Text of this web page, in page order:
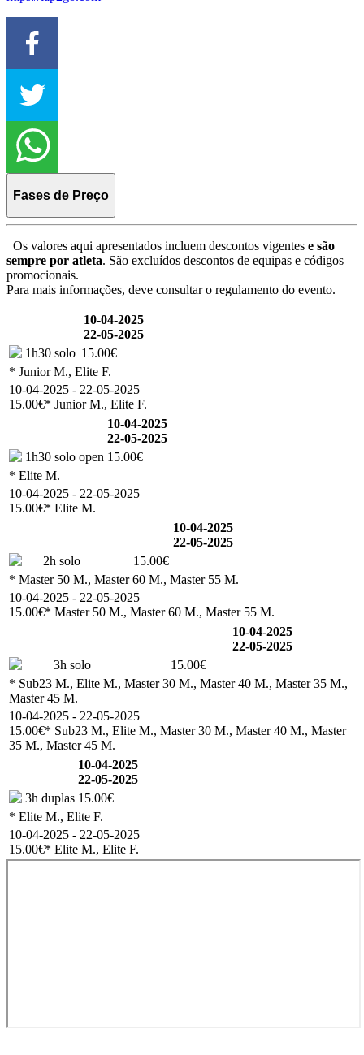
Fases de Preço
Os valores aqui apresentados incluem descontos vigentes e são
sempre por atleta. São excluídos descontos de equipas e códigos
promocionais.
Para mais informações, deve consultar o regulamento do evento.
10-04-2025
22-05-2025
1h30 solo 15.00€
* Junior M., Elite F.
10-04-2025 - 22-05-2025
15.00€* Junior M., Elite F.
10-04-2025
22-05-2025
1h30 solo open 15.00€
* Elite M.
10-04-2025 - 22-05-2025
15.00€* Elite M.
10-04-2025
22-05-2025
2h solo
15.00€
* Master 50 M., Master 60 M., Master 55 M.
10-04-2025 - 22-05-2025
15.00€* Master 50 M., Master 60 M., Master 55 M.
10-04-2025
22-05-2025
3h solo
15.00€
* Sub23 M., Elite M., Master 30 M., Master 40 M., Master 35 M.,
Master 45 M.
10-04-2025 - 22-05-2025
15.00€* Sub23 M., Elite M., Master 30 M., Master 40 M., Master
35 M., Master 45 M.
10-04-2025
22-05-2025
3h duplas 15.00€
* Elite M., Elite F.
10-04-2025 - 22-05-2025
15.00€* Elite M., Elite F.